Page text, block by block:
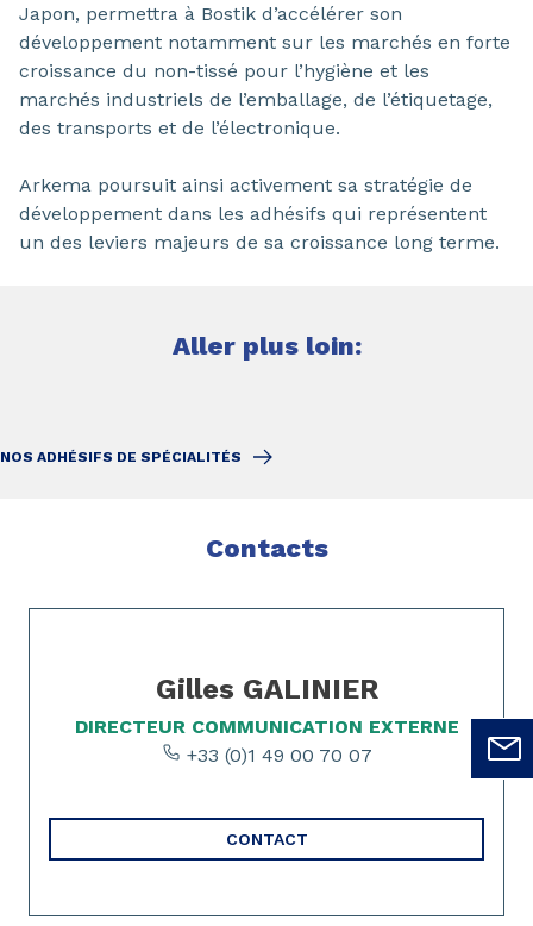
Japon, permettra à Bostik d’accélérer son
développement notamment sur les marchés en forte
croissance du non-tissé pour l’hygiène et les
marchés industriels de l’emballage, de l’étiquetage,
des transports et de l’électronique.
Arkema poursuit ainsi activement sa stratégie de
développement dans les adhésifs qui représentent
un des leviers majeurs de sa croissance long terme.
Aller plus loin:
NOS ADHÉSIFS DE SPÉCIALITÉS
Contacts
Page 1 of 1
Gilles GALINIER
DIRECTEUR COMMUNICATION EXTERNE
+33 (0)1 49 00 70 07
CONTACT